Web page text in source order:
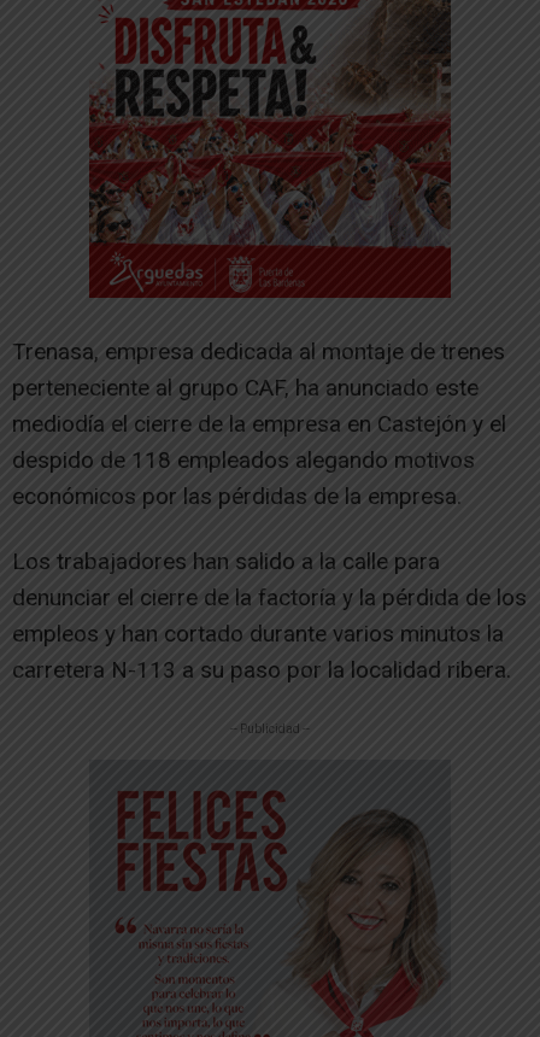
Trenasa, empresa dedicada al montaje de trenes
perteneciente al grupo CAF, ha anunciado este
mediodía el cierre de la empresa en Castejón y el
despido de 118 empleados alegando motivos
económicos por las pérdidas de la empresa.
Los trabajadores han salido a la calle para
denunciar el cierre de la factoría y la pérdida de los
empleos y han cortado durante varios minutos la
carretera N-113 a su paso por la localidad ribera.
-- Publicidad --